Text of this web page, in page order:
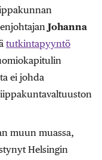
Johanna
tutkintapyyntö
ei johda
muun muassa,
Helsingin